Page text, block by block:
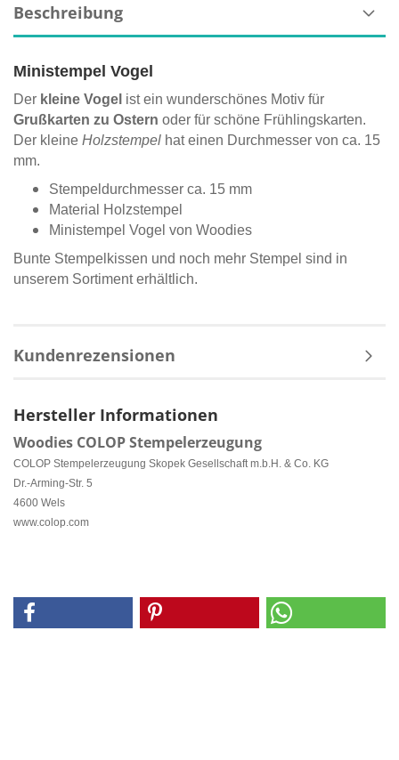
Beschreibung
Ministempel Vogel
Der kleine Vogel ist ein wunderschönes Motiv für
Grußkarten zu Ostern oder für schöne Frühlingskarten.
Der kleine Holzstempel hat einen Durchmesser von ca. 15
mm.
Stempeldurchmesser ca. 15 mm
Material Holzstempel
Ministempel Vogel von Woodies
Bunte Stempelkissen und noch mehr Stempel sind in
unserem Sortiment erhältlich.
Kundenrezensionen
Hersteller Informationen
Woodies COLOP Stempelerzeugung
COLOP Stempelerzeugung Skopek Gesellschaft m.b.H. & Co. KG
Dr.-Arming-Str. 5
4600 Wels
www.colop.com